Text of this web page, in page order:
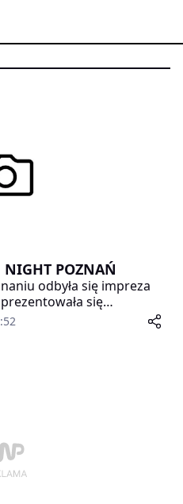
POZNAŃ
odbyła się impreza
się
na polski rynek
akcentem